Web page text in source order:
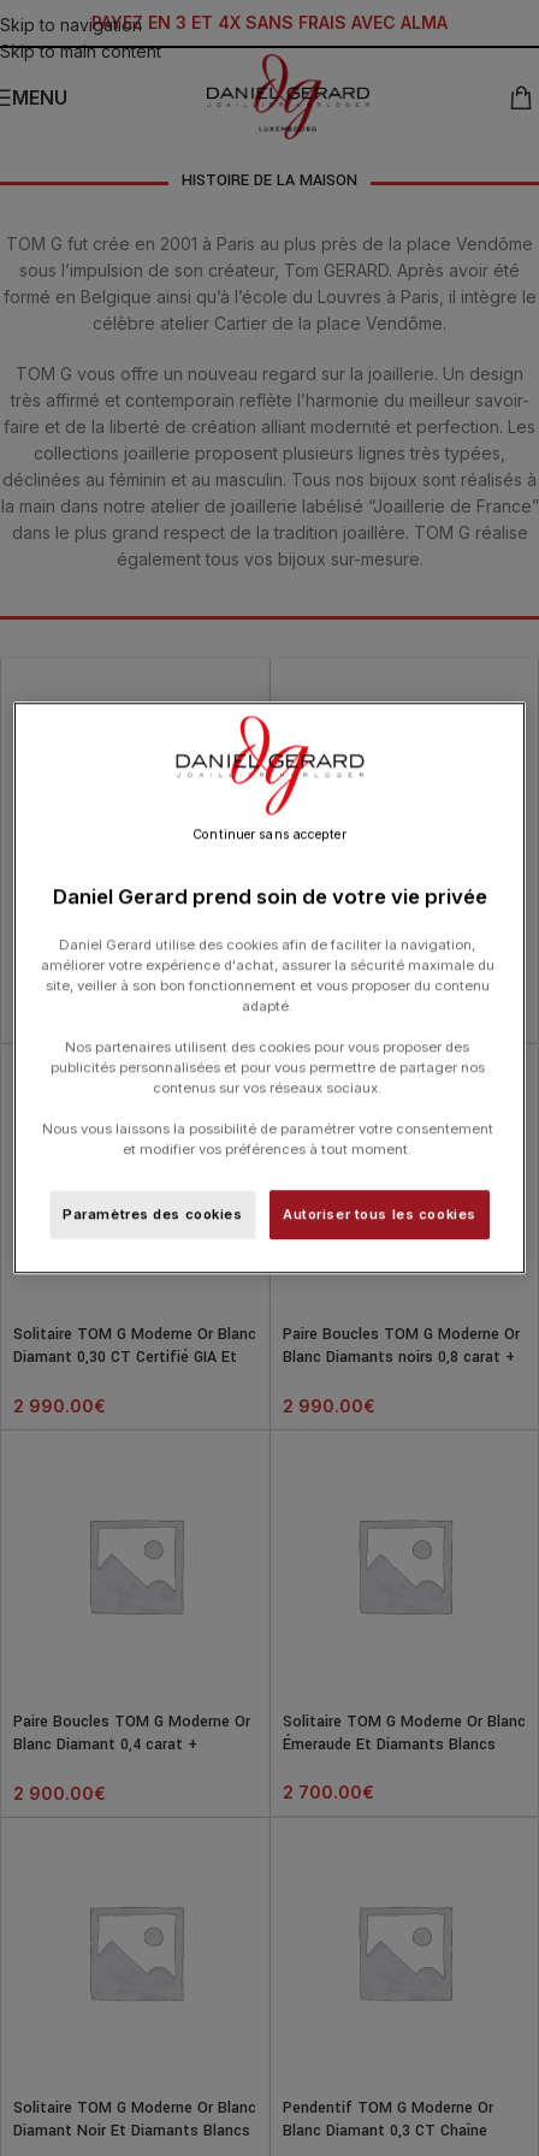
Skip to navigation
Skip to main content
PAYEZ EN 3 ET 4X SANS FRAIS AVEC ALMA
MENU
HISTOIRE DE LA MAISON
TOM G fut crée en 2001 à Paris au plus près de la place Vendôme
sous l’impulsion de son créateur, Tom GERARD. Après avoir été
formé en Belgique ainsi qu’à l’école du Louvres à Paris, il intègre le
célèbre atelier Cartier de la place Vendôme.
TOM G vous offre un nouveau regard sur la joaillerie. Un design
très affirmé et contemporain reflète l’harmonie du meilleur savoir-
faire et de la liberté de création alliant modernité et perfection. Les
collections joaillerie proposent plusieurs lignes très typées,
déclinées au féminin et au masculin. Tous nos bijoux sont réalisés à
la main dans notre atelier de joaillerie labélisé “Joaillerie de France”
dans le plus grand respect de la tradition joaillère. TOM G réalise
également tous vos bijoux sur-mesure.
Pendentif TOM G Moderne Or
Blanc Diamant 0,4 CT Chaîne
Solitaire TOM G Moderne Or Blanc
Et Diamant 0,40 CT Certifié GIA
Solitaire TOM G Moderne Or Blanc
Diamant 0,30 CT Certifié GIA Et
2 990.00€
Paire Boucles TOM G Moderne Or
Blanc Diamants noirs 0,8 carat +
2 990.00€
Paire Boucles TOM G Moderne Or
Blanc Diamant 0,4 carat +
2 900.00€
Solitaire TOM G Moderne Or Blanc
Émeraude Et Diamants Blancs
2 700.00€
Solitaire TOM G Moderne Or Blanc
Diamant Noir Et Diamants Blancs
Pendentif TOM G Moderne Or
Blanc Diamant 0,3 CT Chaîne
Daniel Gerard prend soin de votre vie privée
Daniel Gerard utilise des cookies afin de faciliter la navigation,
améliorer votre expérience d'achat, assurer la sécurité maximale du
site, veiller à son bon fonctionnement et vous proposer du contenu
adapté.
Nos partenaires utilisent des cookies pour vous proposer des
publicités personnalisées et pour vous permettre de partager nos
contenus sur vos réseaux sociaux.
Nous vous laissons la possibilité de paramétrer votre consentement
et modifier vos préférences à tout moment.
Paramètres des cookies Autoriser tous les cookies
Continuer sans accepter